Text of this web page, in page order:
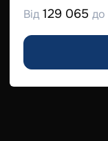
Від 129 065 до